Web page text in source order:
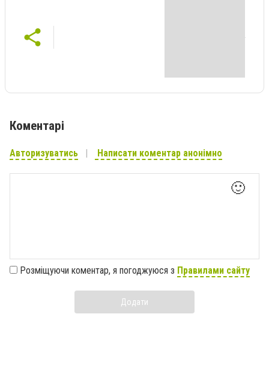
Коментарі
Авторизуватись Написати коментар анонімно
🙂
Розміщуючи коментар, я погоджуюся з Правилами сайту
Додати